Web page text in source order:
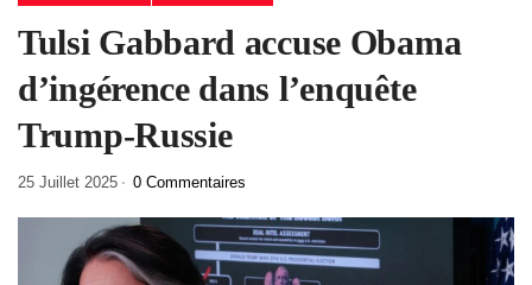
Tulsi Gabbard accuse Obama
d’ingérence dans l’enquête
Trump-Russie
25 Juillet 2025 0 Commentaires